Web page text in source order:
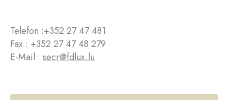
Telefon :+352 27 47 481
Fax : +352 27 47 48 279
E-Mail : secr@fdlux.lu